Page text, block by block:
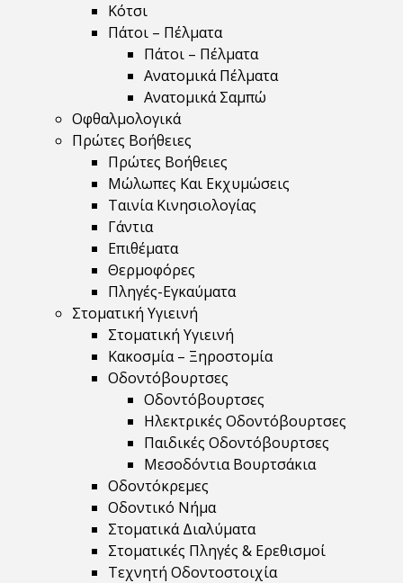
Κότσι
Πάτοι – Πέλματα
Πάτοι – Πέλματα
Ανατομικά Πέλματα
Ανατομικά Σαμπώ
Οφθαλμολογικά
Πρώτες Βοήθειες
Πρώτες Βοήθειες
Μώλωπες Και Εκχυμώσεις
Ταινία Κινησιολογίας
Γάντια
Επιθέματα
Θερμοφόρες
Πληγές-Εγκαύματα
Στοματική Υγιεινή
Στοματική Υγιεινή
Κακοσμία – Ξηροστομία
Οδοντόβουρτσες
Οδοντόβουρτσες
Ηλεκτρικές Οδοντόβουρτσες
Παιδικές Οδοντόβουρτσες
Μεσοδόντια Βουρτσάκια
Οδοντόκρεμες
Οδοντικό Νήμα
Στοματικά Διαλύματα
Στοματικές Πληγές & Ερεθισμοί
Τεχνητή Οδοντοστοιχία